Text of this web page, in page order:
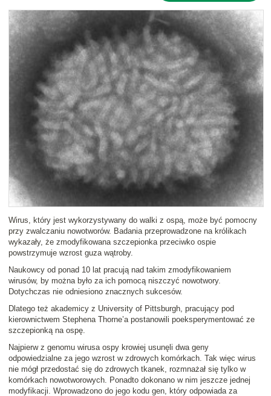
Wirus, który jest wykorzystywany do walki z ospą, może być pomocny
przy zwalczaniu nowotworów. Badania przeprowadzone na królikach
wykazały, że zmodyfikowana szczepionka przeciwko ospie
powstrzymuje wzrost guza wątroby.
Naukowcy od ponad 10 lat pracują nad takim zmodyfikowaniem
wirusów, by można było za ich pomocą niszczyć nowotwory.
Dotychczas nie odniesiono znacznych sukcesów.
Dlatego też akademicy z University of Pittsburgh, pracujący pod
kierownictwem Stephena Thorne’a postanowili poeksperymentować ze
szczepionką na ospę.
Najpierw z genomu wirusa ospy krowiej usunęli dwa geny
odpowiedzialne za jego wzrost w zdrowych komórkach. Tak więc wirus
nie mógł przedostać się do zdrowych tkanek, rozmnażał się tylko w
komórkach nowotworowych. Ponadto dokonano w nim jeszcze jednej
modyfikacji. Wprowadzono do jego kodu gen, który odpowiada za